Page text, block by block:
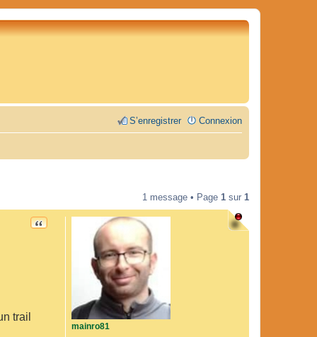
Connexion
S’enregistrer
1 message • Page 1 sur 1
mainro81
CITATION
trail